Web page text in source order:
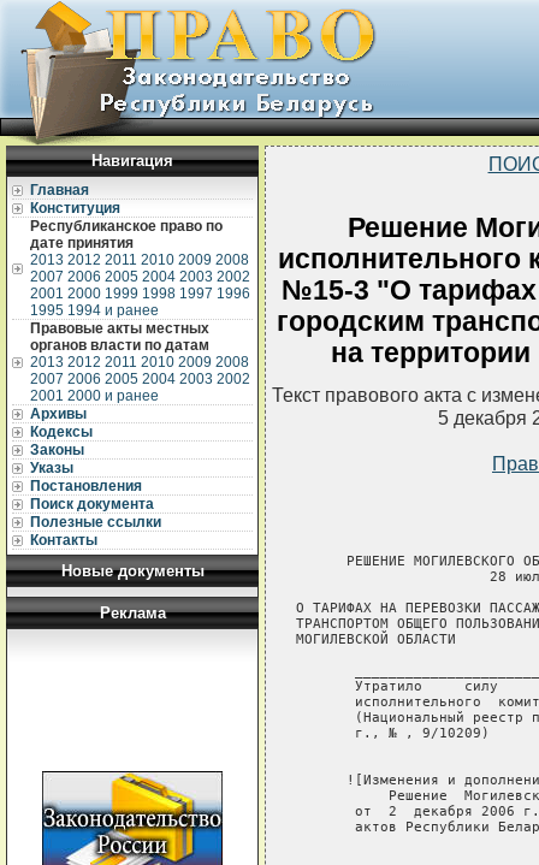
Навигация
Главная
Конституция
Республиканское право по
дате принятия
2013 2012 2011 2010 2009 2008
2007 2006 2005 2004 2003 2002
2001 2000 1999 1998 1997 1996
1995 1994 и ранее
Правовые акты местных
органов власти по датам
2013 2012 2011 2010 2009 2008
2007 2006 2005 2004 2003 2002
2001 2000 и ранее
Архивы
Кодексы
Законы
Указы
Постановления
Поиск документа
Полезные ссылки
Контакты
Новые документы
Реклама
Решение
исполнительного
№15-3 "О тарифах
городским
на
Текст правового акта с
5 декабря
РЕШЕНИЕ МОГИЛЕВСКОГО
28
О ТАРИФАХ НА ПЕРЕВОЗКИ
ТРАНСПОРТОМ ОБЩЕГО
МОГИЛЕВСКОЙ ОБЛАСТИ
Утратило     силу
исполнительного
(Национальный реестр
       г., № , 9/10209)
![Изменения и
Решение
от  2  декабря 2006
актов Республики